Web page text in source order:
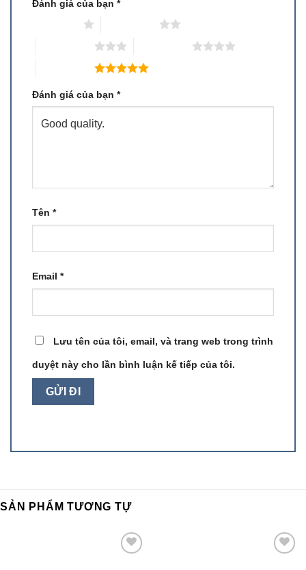
Đánh giá của bạn *
Đánh giá của bạn *
Tên *
Email *
Lưu tên của tôi, email, và trang web trong trình
duyệt này cho lần bình luận kế tiếp của tôi.
SẢN PHẨM TƯƠNG TỰ